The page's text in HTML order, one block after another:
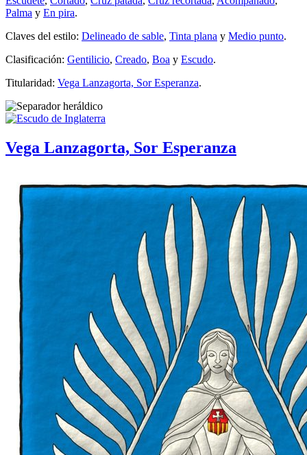
Palma y En pira.
Claves del estilo: Delineado de sable, Tinta plana y Medio punto.
Clasificación: Gentilicio, Creado, Boa y Escudo.
Titularidad: Vega Lanzagorta, Sor Esperanza.
Vega Lanzagorta, Sor Esperanza